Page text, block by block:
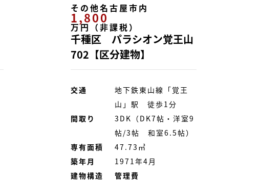
その他名古屋市内
1,800
万円（非課税）
千種区 パラシオン覚王山
702【区分建物】
交通
地下鉄東山線「覚王
山」駅 徒歩1分
間取り
3DK（DK7帖・洋室9
帖/3帖 和室6.5帖）
専有面積
47.73㎥
築年月
1971年4月
建物構造
管理費